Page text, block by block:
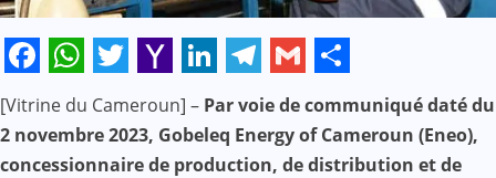
Facebook
WhatsApp
Twitter
Yahoo
Mail
LinkedIn
Telegram
Gmail
Share
[Vitrine du Cameroun] – Par voie de communiqué daté du
2 novembre 2023, Gobeleq Energy of Cameroun (Eneo),
concessionnaire de production, de distribution et de